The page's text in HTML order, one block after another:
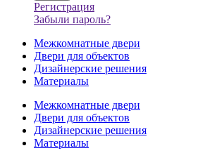
Регистрация
Забыли пароль?
Межкомнатные двери
Двери для объектов
Дизайнерские решения
Материалы
Межкомнатные двери
Двери для объектов
Дизайнерские решения
Материалы